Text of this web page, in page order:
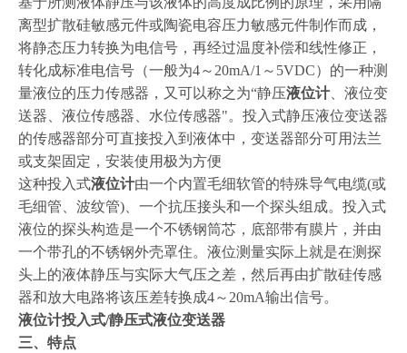
离型扩散硅敏感元件或陶瓷电容压力敏感元件制作而成，
将静态压力转换为电信号，再经过温度补偿和线性修正，
转化成标准电信号（一般为4～20mA/1～5VDC）的一种测
量液位的压力传感器，又可以称之为“静压液位计、液位变
送器、液位传感器、水位传感器"。投入式静压液位变送器
的传感器部分可直接投入到液体中，变送器部分可用法兰
或支架固定，安装使用极为方便
这种投入式液位计由一个内置毛细软管的特殊导气电缆(或
毛细管、波纹管)、一个抗压接头和一个探头组成。投入式
液位的探头构造是一个不锈钢筒芯，底部带有膜片，并由
一个带孔的不锈钢外壳罩住。液位测量实际上就是在测探
头上的液体静压与实际大气压之差，然后再由扩散硅传感
器和放大电路将该压差转换成4～20mA输出信号。
液位计投入式/静压式液位变送器
三、特点